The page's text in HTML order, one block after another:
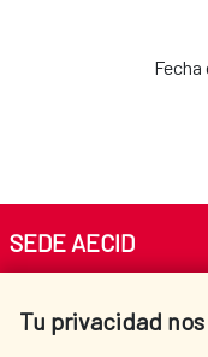
Tu privacidad
SEDE AECID
Tel. +34 900 20 30 54​​​​​​​